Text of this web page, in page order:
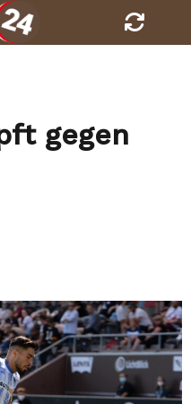
gegen